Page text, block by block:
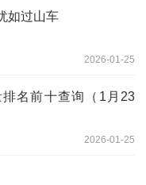
如过山车
2026-01-25
名前十查询（1月23
2026-01-25